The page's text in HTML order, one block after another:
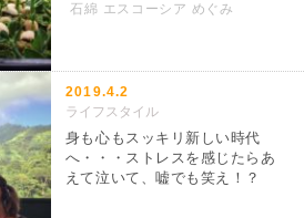
石綿 エスコーシア めぐみ
2019.4.2
ライフスタイル
身も心もスッキリ新しい時代
へ・・・ストレスを感じたらあ
えて泣いて、嘘でも笑え！？